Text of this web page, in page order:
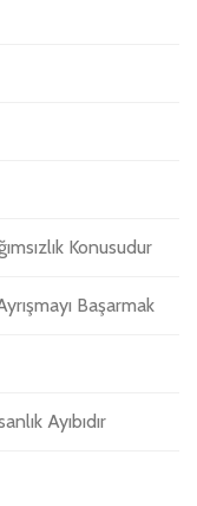
Konusudur
Başarmak
Ayıbıdır